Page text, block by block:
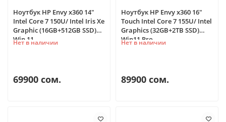
Ноутбук HP Envy x360 14"
Intel Core 7 150U/ Intel Iris Xe
Graphic (16GB+512GB SSD)
Win 11
Нет в наличии
69900 сом.
Ноутбук HP Envy x360 16"
Touch Intel Core 7 155U/ Intel
Graphics (32GB+2TB SSD)
Win11 Pro
Нет в наличии
89900 сом.